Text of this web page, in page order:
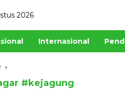
2026
Internasional
#kejagung